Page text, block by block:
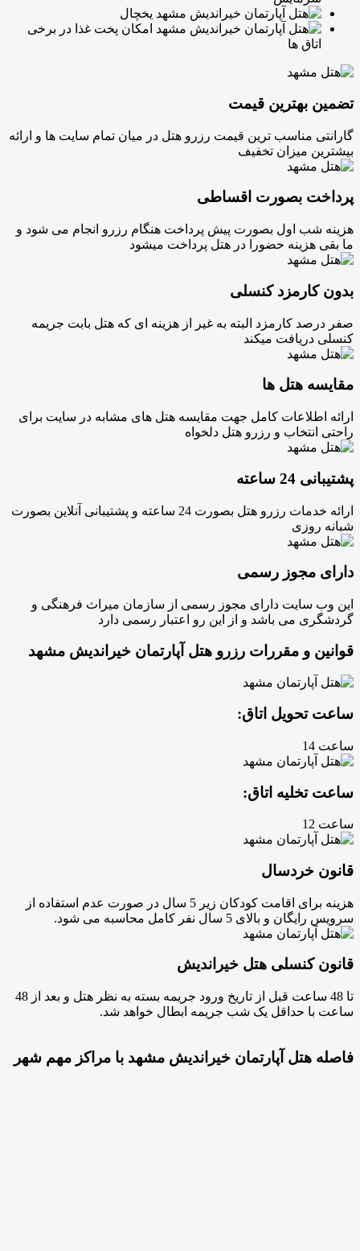
یخچال
امکان پخت غذا در برخی
اتاق ها
تضمین بهترین قیمت
گارانتی مناسب ترین قیمت رزرو هتل در میان تمام سایت ها و ارائه
بیشترین میزان تخفیف
پرداخت بصورت اقساطی
هزینه شب اول بصورت پیش پرداخت هنگام رزرو انجام می شود و
ما بقی هزینه حضورا در هتل پرداخت میشود
بدون کارمزد کنسلی
صفر درصد کارمزد البته به غیر از هزینه ای که هتل بابت جریمه
کنسلی دریافت میکند
مقایسه هتل ها
ارائه اطلاعات کامل جهت مقایسه هتل های مشابه در سایت برای
راحتی انتخاب و رزرو هتل دلخواه
پشتیبانی 24 ساعته
ارائه خدمات رزرو هتل بصورت 24 ساعته و پشتیبانی آنلاین بصورت
شبانه روزی
دارای مجوز رسمی
این وب سایت دارای مجوز رسمی از سازمان میراث فرهنگی و
گردشگری می باشد و از این رو اعتبار رسمی دارد
قوانین و مقررات رزرو هتل آپارتمان خیراندیش مشهد
ساعت تحویل اتاق:
ساعت 14
ساعت تخلیه اتاق:
ساعت 12
قانون خردسال
هزینه برای اقامت کودکان زیر 5 سال در صورت عدم استفاده از
سرویس رایگان و بالای 5 سال نفر کامل محاسبه می شود.
قانون کنسلی هتل خیراندیش
تا 48 ساعت قبل از تاریخ ورود جریمه بسته به نظر هتل و بعد از 48
ساعت با حداقل یک شب جریمه ابطال خواهد شد.
فاصله هتل آپارتمان خیراندیش مشهد با مراکز مهم شهر